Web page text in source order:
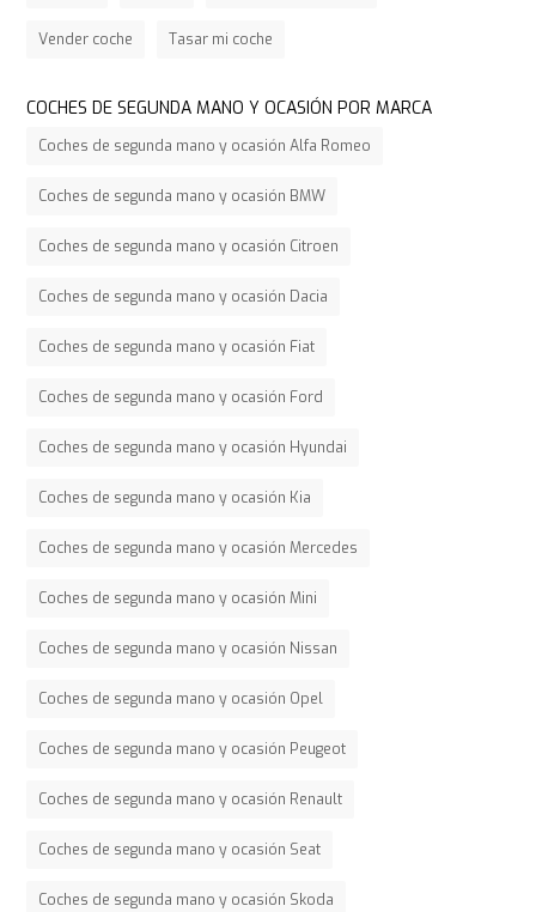
Vender coche Tasar mi coche
COCHES DE SEGUNDA MANO Y OCASIÓN POR MARCA
Coches de segunda mano y ocasión Alfa Romeo
Coches de segunda mano y ocasión BMW
Coches de segunda mano y ocasión Citroen
Coches de segunda mano y ocasión Dacia
Coches de segunda mano y ocasión Fiat
Coches de segunda mano y ocasión Ford
Coches de segunda mano y ocasión Hyundai
Coches de segunda mano y ocasión Kia
Coches de segunda mano y ocasión Mercedes
Coches de segunda mano y ocasión Mini
Coches de segunda mano y ocasión Nissan
Coches de segunda mano y ocasión Opel
Coches de segunda mano y ocasión Peugeot
Coches de segunda mano y ocasión Renault
Coches de segunda mano y ocasión Seat
Coches de segunda mano y ocasión Skoda